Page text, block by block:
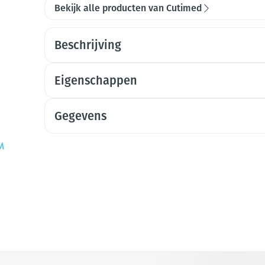
Bekijk alle producten van Cutimed
Beschrijving
Eigenschappen
Gegevens